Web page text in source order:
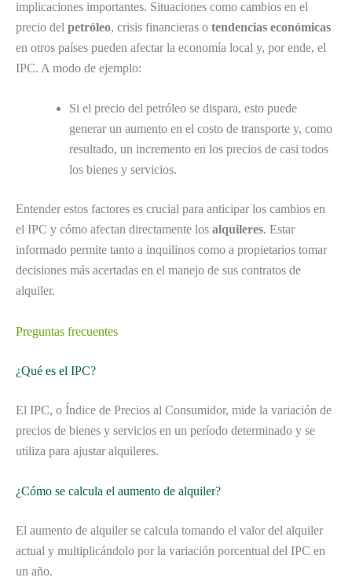
implicaciones importantes. Situaciones como cambios en el
precio del petróleo, crisis financieras o tendencias económicas
en otros países pueden afectar la economía local y, por ende, el
IPC. A modo de ejemplo:
Si el precio del petróleo se dispara, esto puede
generar un aumento en el costo de transporte y, como
resultado, un incremento en los precios de casi todos
los bienes y servicios.
Entender estos factores es crucial para anticipar los cambios en
el IPC y cómo afectan directamente los alquileres. Estar
informado permite tanto a inquilinos como a propietarios tomar
decisiones más acertadas en el manejo de sus contratos de
alquiler.
Preguntas frecuentes
¿Qué es el IPC?
El IPC, o Índice de Precios al Consumidor, mide la variación de
precios de bienes y servicios en un período determinado y se
utiliza para ajustar alquileres.
¿Cómo se calcula el aumento de alquiler?
El aumento de alquiler se calcula tomando el valor del alquiler
actual y multiplicándolo por la variación porcentual del IPC en
un año.